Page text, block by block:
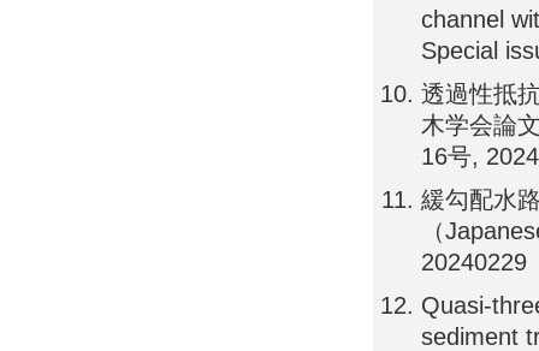
channel
Special
透過性抵
木学会論
16号,
緩勾配水
（
20240229
Quasi-
sediment